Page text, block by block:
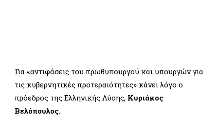
Για «αντιφάσεις του πρωθυπουργού και υπουργών για
τις κυβερνητικές προτεραιότητες» κάνει λόγο ο
πρόεδρος της Ελληνικής Λύσης, Κυριάκος
Βελόπουλος.